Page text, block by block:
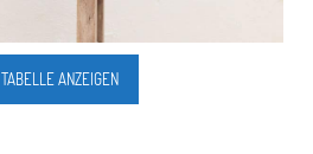
TABELLE ANZEIGEN